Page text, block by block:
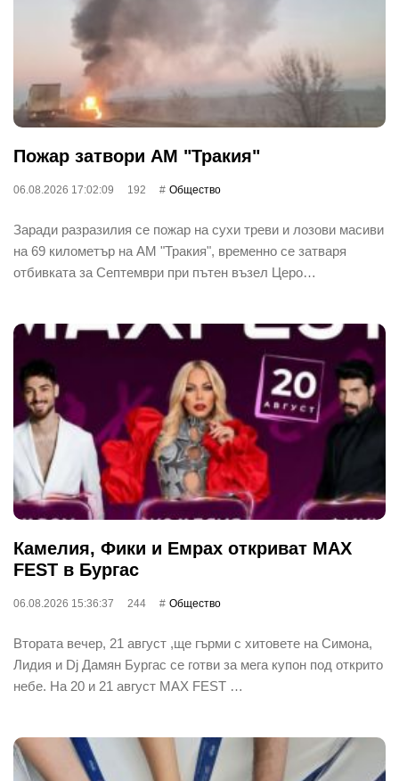
Пожар затвори АМ "Тракия"
06.08.2026 17:02:09 192 Общество
Заради разразилия се пожар на сухи треви и лозови масиви
на 69 километър на АМ "Тракия", временно се затваря
отбивката за Септември при пътен възел Церо…
Камелия, Фики и Емрах откриват MAX
FEST в Бургас
06.08.2026 15:36:37 244 Общество
Втората вечер, 21 август ,ще гърми с хитовете на Симона,
Лидия и Dj Дамян Бургас се готви за мега купон под открито
небе. На 20 и 21 август MAX FEST …